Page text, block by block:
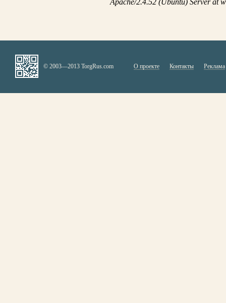
© 2003—2013 TorgRus.com О проекте Контакты Реклама